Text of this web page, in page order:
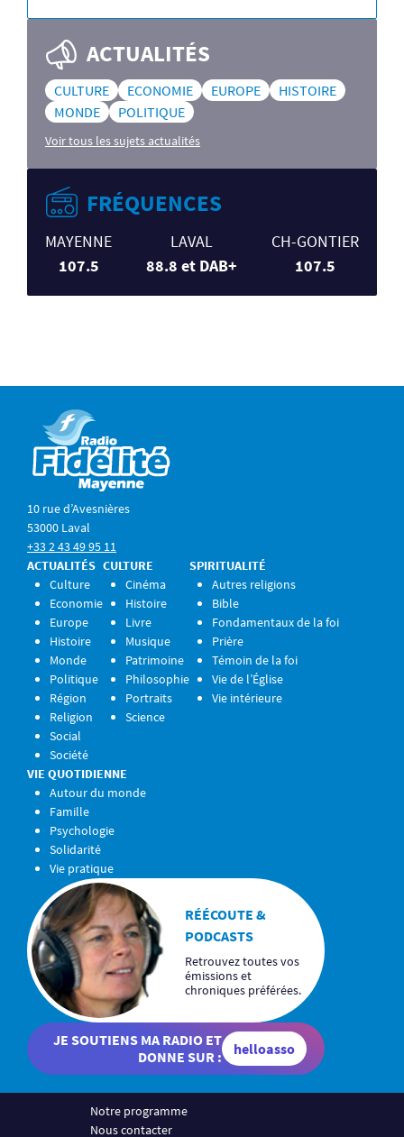
ACTUALITÉS
CULTURE ECONOMIE EUROPE
HISTOIRE
MONDE
POLITIQUE
Voir tous les sujets actualités
FRÉQUENCES
MAYENNE
107.5
LAVAL
88.8 et DAB+
CH-GONTIER
107.5
10 rue d’Avesnières
53000 Laval
+33 2 43 49 95 11
ACTUALITÉS
Culture
Economie
Europe
Histoire
Monde
Politique
Région
Religion
Social
Société
CULTURE
Cinéma
Histoire
Livre
Musique
Patrimoine
Philosophie
Portraits
Science
SPIRITUALITÉ
Autres religions
Bible
Fondamentaux de la foi
Prière
Témoin de la foi
Vie de l’Église
Vie intérieure
VIE QUOTIDIENNE
Autour du monde
Famille
Psychologie
Solidarité
Vie pratique
RÉÉCOUTE &
PODCASTS
Retrouvez toutes vos
émissions et
chroniques préférées.
JE SOUTIENS MA RADIO ET
DONNE SUR :
helloasso
Notre programme
Nous contacter